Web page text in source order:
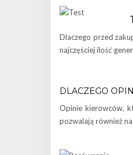
Dlaczego przed
najczęściej ilość
DLACZEGO
Opinie kierowców,
pozwalają również